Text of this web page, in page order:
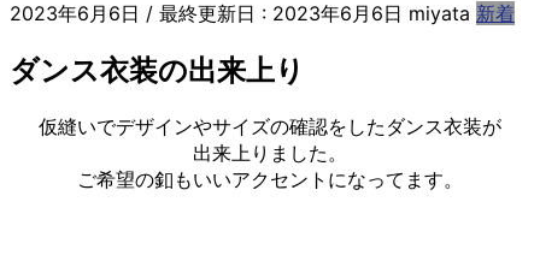
2023年6月6日 / 最終更新日 : 2023年6月6日 miyata 新着
ダンス衣装の出来上り
仮縫いでデザインやサイズの確認をしたダンス衣装が
出来上りました。
ご希望の釦もいいアクセントになってます。